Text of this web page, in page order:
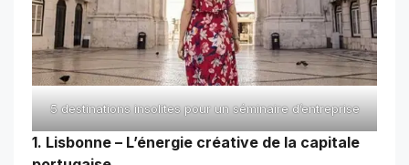
5 destinations insolites pour un séminaire d’entreprise
1. Lisbonne – L’énergie créative de la capitale